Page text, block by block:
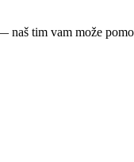
tim vam može